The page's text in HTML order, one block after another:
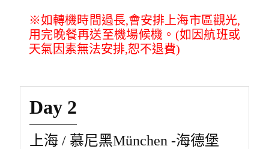
※如轉機時間過長,會安排上海市區觀光,
用完晚餐再送至機場候機。(如因航班或
天氣因素無法安排,恕不退費)
Day 2
上海 / 慕尼黑München -海德堡